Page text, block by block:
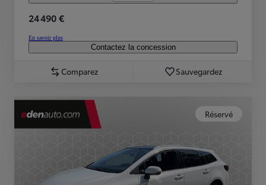
24 490 €
En savoir plus
Contactez la concession
Comparez Sauvegardez
Réservé